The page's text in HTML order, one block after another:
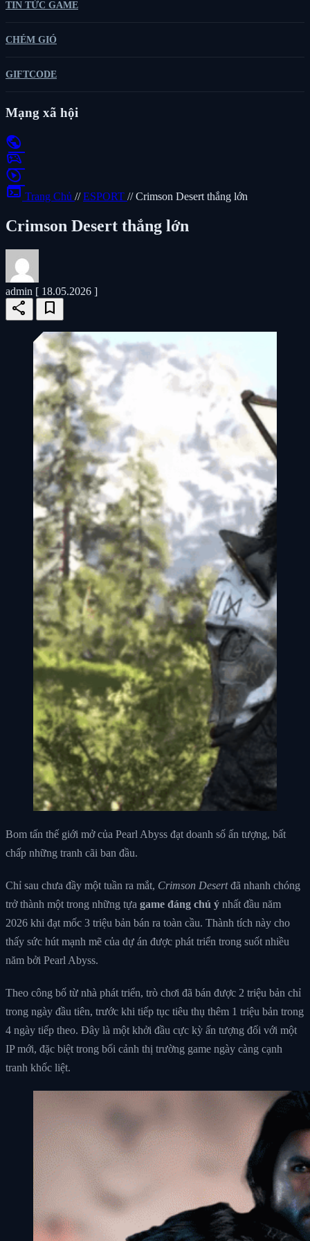
TIN TỨC GAME
CHÉM GIÓ
GIFTCODE
Mạng xã hội
public
sports_esports
play_circle
terminal Trang Chủ // ESPORT // Crimson Desert thắng lớn
Crimson Desert thắng lớn
admin [ 18.05.2026 ]
share bookmark
Bom tấn thế giới mở của Pearl Abyss đạt doanh số ấn tượng, bất
chấp những tranh cãi ban đầu.
Chỉ sau chưa đầy một tuần ra mắt, Crimson Desertđã nhanh chóng
trở thành một trong những tựa game đáng chú ý nhất đầu năm
2026 khi đạt mốc 3 triệu bản bán ra toàn cầu. Thành tích này cho
thấy sức hút mạnh mẽ của dự án được phát triển trong suốt nhiều
năm bởi Pearl Abyss.
Theo công bố từ nhà phát triển, trò chơi đã bán được 2 triệu bản chỉ
trong ngày đầu tiên, trước khi tiếp tục tiêu thụ thêm 1 triệu bản trong
4 ngày tiếp theo. Đây là một khởi đầu cực kỳ ấn tượng đối với một
IP mới, đặc biệt trong bối cảnh thị trường game ngày càng cạnh
tranh khốc liệt.